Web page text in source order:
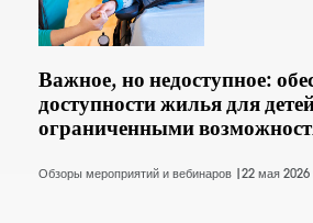
Важное, но недоступное:
доступности жилья для
ограниченными
Обзоры мероприятий и вебинаров | 22 мая 2026